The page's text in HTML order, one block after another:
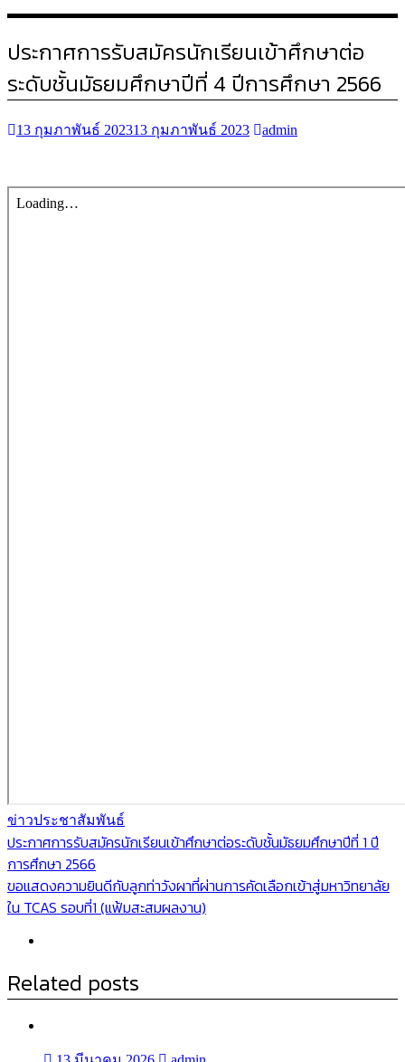
ประกาศการรับสมัครนักเรียนเข้าศึกษาต่อ
ระดับชั้นมัธยมศึกษาปีที่ 4 ปีการศึกษา 2566
13 กุมภาพันธ์ 202313 กุมภาพันธ์ 2023 admin
ข่าวประชาสัมพันธ์
แนะแนว
เรื่อง
ประกาศการรับสมัครนักเรียนเข้าศึกษาต่อระดับชั้นมัธยมศึกษาปีที่ 1 ปี
การศึกษา 2566
ขอแสดงความยินดีกับลูกท่าวังผาที่ผ่านการคัดเลือกเข้าสู่มหาวิทยาลัย
ใน TCAS รอบที่1 (แฟ้มสะสมผลงาน)
Related posts